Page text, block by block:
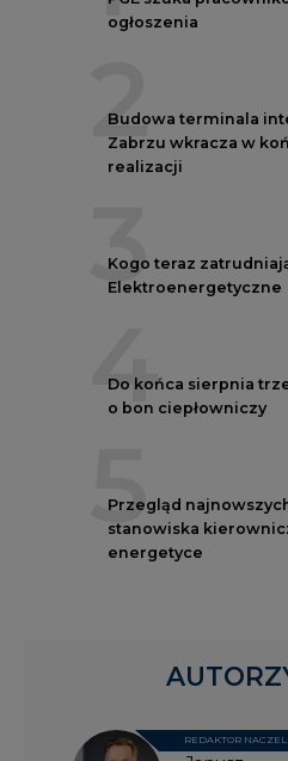
ogłoszenia
2
Budowa terminala
Zabrzu wkracza w
realizacji
3
Kogo teraz
Elektroenergetyczne
4
Do końca sierpnia
o bon ciepłowniczy
5
Przegląd
stanowiska
energetyce
REDAKTOR